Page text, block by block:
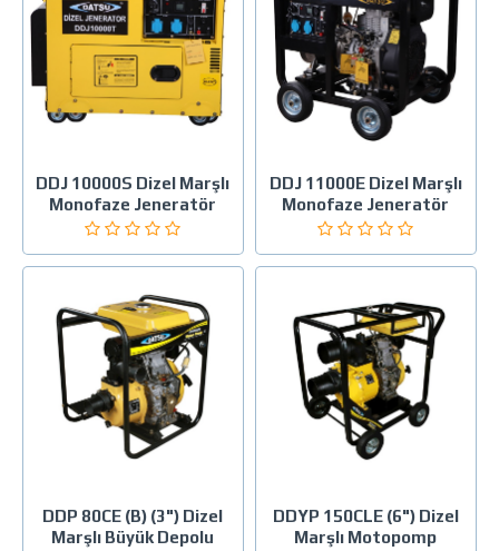
DDJ 10000S Dizel Marşlı
Monofaze Jeneratör
DDJ 11000E Dizel Marşlı
Monofaze Jeneratör
DDP 80CE (B) (3") Dizel
Marşlı Büyük Depolu
DDYP 150CLE (6") Dizel
Marşlı Motopomp